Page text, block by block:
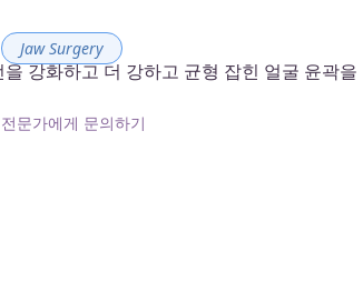
, Jaw Surgery
강화하고 더 강하고 균형 잡힌 얼굴 윤곽을
전문가에게 문의하기